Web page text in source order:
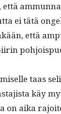
että
ei tätä
että
taas
käy
on aika